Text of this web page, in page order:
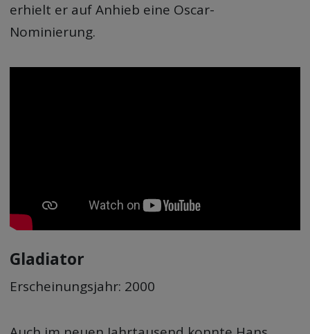
erhielt er auf Anhieb eine Oscar-
Nominierung.
Gladiator
Erscheinungsjahr: 2000